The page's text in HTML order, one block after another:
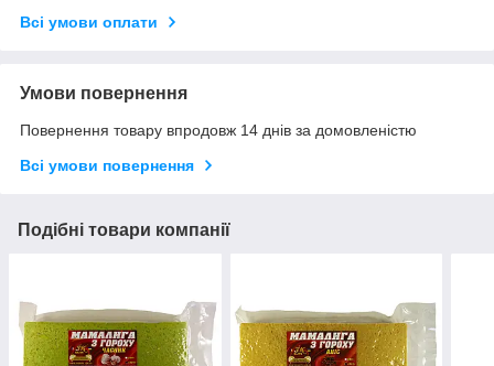
Всі умови оплати
Умови повернення
Повернення товару впродовж 14 днів за домовленістю
Всі умови повернення
Подібні товари компанії